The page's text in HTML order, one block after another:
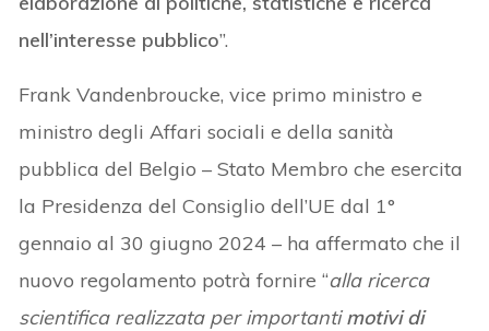
nell’interesse pubblico”.
Frank Vandenbroucke, vice primo ministro e
ministro degli Affari sociali e della sanità
pubblica del Belgio – Stato Membro che esercita
la Presidenza del Consiglio dell’UE dal 1°
gennaio al 30 giugno 2024 – ha affermato che il
nuovo regolamento potrà fornire “alla ricerca
scientifica realizzata per importantimotivi di